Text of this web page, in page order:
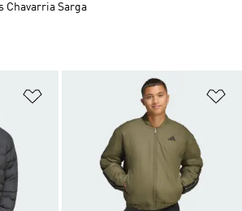
Añadir a la lista de deseos
Chavarria Sarga